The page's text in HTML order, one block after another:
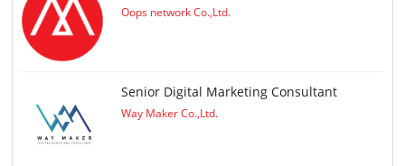
Oops network Co.,Ltd.
Senior Digital Marketing Consultant
Way Maker Co.,Ltd.